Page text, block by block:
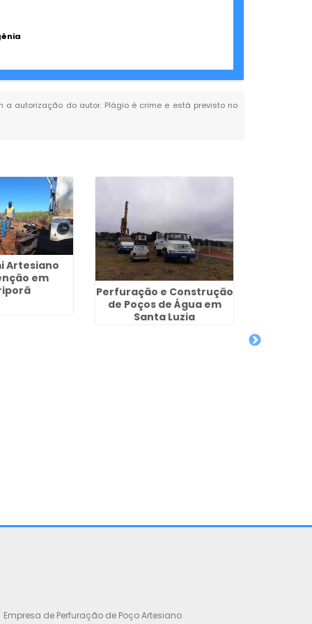
a autorização do autor. Plágio é crime e está previsto no
Artesiano
em
Perfuração e Construção
de Poços de Água em
Santa Luzia
Empresa de Perfuração de Poço Artesiano